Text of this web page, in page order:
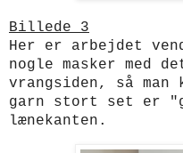
Billede 3
Her er arbejdet
nogle masker med
vrangsiden, så
garn stort set er
lænekanten.